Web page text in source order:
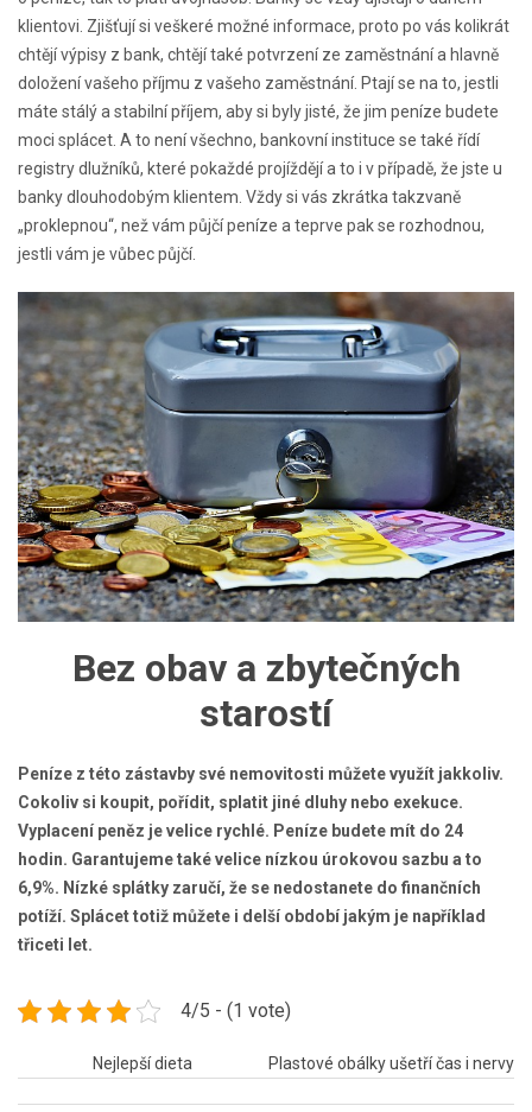
klientovi. Zjišťují si veškeré možné informace, proto po vás kolikrát
chtějí výpisy z bank, chtějí také potvrzení ze zaměstnání a hlavně
doložení vašeho příjmu z vašeho zaměstnání. Ptají se na to, jestli
máte stálý a stabilní příjem, aby si byly jisté, že jim peníze budete
moci splácet. A to není všechno, bankovní instituce se také řídí
registry dlužníků, které pokaždé projíždějí a to i v případě, že jste u
banky dlouhodobým klientem. Vždy si vás zkrátka takzvaně
„proklepnou“, než vám půjčí peníze a teprve pak se rozhodnou,
jestli vám je vůbec půjčí.
Bez obav a zbytečných
starostí
Peníze z této zástavby své nemovitosti můžete využít jakkoliv.
Cokoliv si koupit, pořídit, splatit jiné dluhy nebo exekuce.
Vyplacení peněz je velice rychlé. Peníze budete mít do 24
hodin. Garantujeme také velice nízkou úrokovou sazbu a to
6,9%. Nízké splátky zaručí, že se nedostanete do finančních
potíží. Splácet totiž můžete i delší období jakým je například
třiceti let.
4/5 - (1 vote)
Navigace
Nejlepší dieta Plastové obálky ušetří čas i nervy